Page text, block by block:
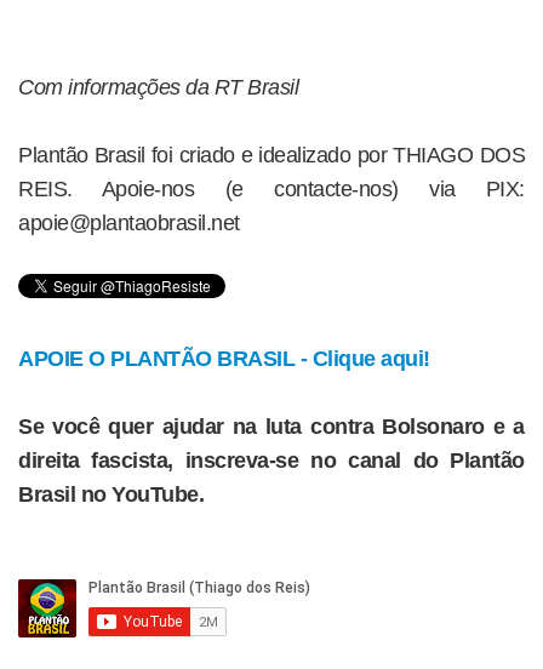
Com informações da RT Brasil
Plantão Brasil foi criado e idealizado por THIAGO DOS
REIS. Apoie-nos (e contacte-nos) via PIX:
apoie@plantaobrasil.net
APOIE O PLANTÃO BRASIL - Clique aqui!
Se você quer ajudar na luta contra Bolsonaro e a
direita fascista, inscreva-se no canal do Plantão
Brasil no YouTube.